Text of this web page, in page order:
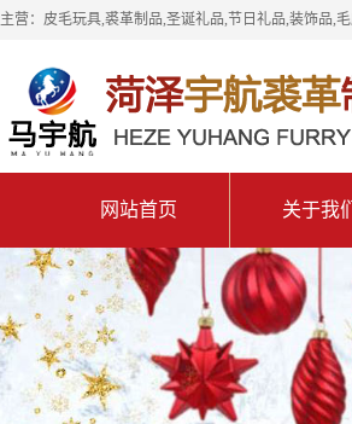
主营：皮毛玩具,裘革制品,圣诞礼品,节日礼品,装饰品,
网站首页 关于我们